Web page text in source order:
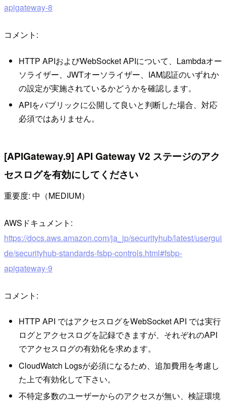
apigateway-8
コメント:
HTTP APIおよびWebSocket APIについて、Lambdaオー
ソライザー、JWTオーソライザー、IAM認証のいずれか
の設定が実施されているかどうかを確認します。
APIをパブリックに公開して良いと判断した場合、対応
必須ではありません。
[APIGateway.9] API Gateway V2 ステージのアク
セスログを有効にしてください
重要度: 中（MEDIUM）
AWSドキュメント:
https://docs.aws.amazon.com/ja_jp/securityhub/latest/usergui
de/securityhub-standards-fsbp-controls.html#fsbp-
apigateway-9
コメント:
HTTP API ではアクセスログをWebSocket API では実行
ログとアクセスログを記録できますが、それぞれのAPI
でアクセスログの有効化を求めます。
CloudWatch Logsが必須になるため、追加費用を考慮し
た上で有効化して下さい。
不特定多数のユーザーからのアクセスが無い、検証環境